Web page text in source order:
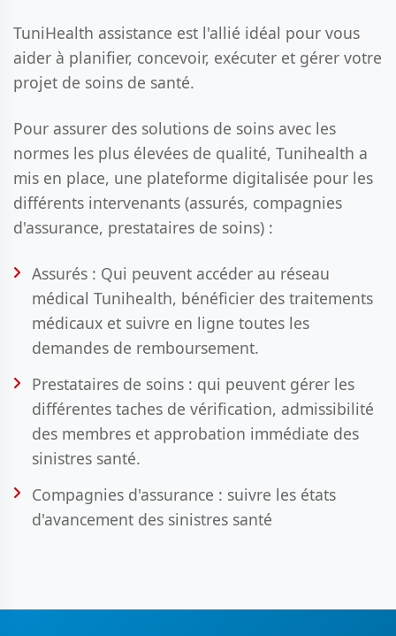
TuniHealth assistance est l'allié idéal pour vous
aider à planifier, concevoir, exécuter et gérer votre
projet de soins de santé.
Pour assurer des solutions de soins avec les
normes les plus élevées de qualité, Tunihealth a
mis en place, une plateforme digitalisée pour les
différents intervenants (assurés, compagnies
d'assurance, prestataires de soins) :
Assurés : Qui peuvent accéder au réseau
médical Tunihealth, bénéficier des traitements
médicaux et suivre en ligne toutes les
demandes de remboursement.
Prestataires de soins : qui peuvent gérer les
différentes taches de vérification, admissibilité
des membres et approbation immédiate des
sinistres santé.
Compagnies d'assurance : suivre les états
d'avancement des sinistres santé